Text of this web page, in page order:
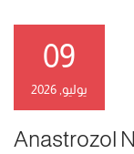
Anastrozol
09
يوليو, 2026